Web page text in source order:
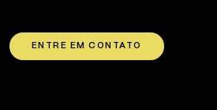
ENTRE EM CONTATO